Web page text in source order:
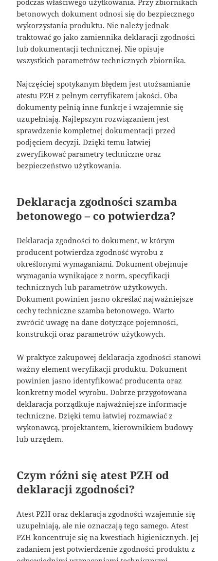
betonowych dokument odnosi się do bezpiecznego
wykorzystania produktu. Nie należy jednak
traktować go jako zamiennika deklaracji zgodności
lub dokumentacji technicznej. Nie opisuje
wszystkich parametrów technicznych zbiornika.
Najczęściej spotykanym błędem jest utożsamianie
atestu PZH z pełnym certyfikatem jakości. Oba
dokumenty pełnią inne funkcje i wzajemnie się
uzupełniają. Najlepszym rozwiązaniem jest
sprawdzenie kompletnej dokumentacji przed
podjęciem decyzji. Dzięki temu łatwiej
zweryfikować parametry techniczne oraz
bezpieczeństwo użytkowania.
Deklaracja zgodności szamba
betonowego – co potwierdza?
Deklaracja zgodności to dokument, w którym
producent potwierdza zgodność wyrobu z
określonymi wymaganiami. Dokument obejmuje
wymagania wynikające z norm, specyfikacji
technicznych lub parametrów użytkowych.
Dokument powinien jasno określać najważniejsze
cechy techniczne szamba betonowego. Warto
zwrócić uwagę na dane dotyczące pojemności,
konstrukcji oraz parametrów użytkowych.
W praktyce zakupowej deklaracja zgodności stanowi
ważny element weryfikacji produktu. Dokument
powinien jasno identyfikować producenta oraz
konkretny model wyrobu. Dobrze przygotowana
deklaracja porządkuje najważniejsze informacje
techniczne. Dzięki temu łatwiej rozmawiać z
wykonawcą, projektantem, kierownikiem budowy
lub urzędem.
Czym różni się atest PZH od
deklaracji zgodności?
Atest PZH oraz deklaracja zgodności wzajemnie się
uzupełniają, ale nie oznaczają tego samego. Atest
PZH koncentruje się na kwestiach higienicznych. Jej
zadaniem jest potwierdzenie zgodności produktu z